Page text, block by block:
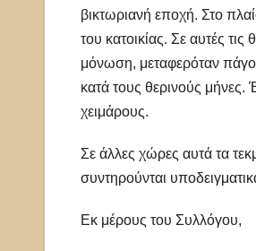
βικτωριανή εποχή. Στο
του κατοικίας. Σε αυτές
μόνωση, μεταφερόταν
κατά τους θερινούς μήνες.
χειμάρους.
Σε άλλες χώρες αυτά τα
συντηρούνται
Εκ μέρους του Συλλόγου,